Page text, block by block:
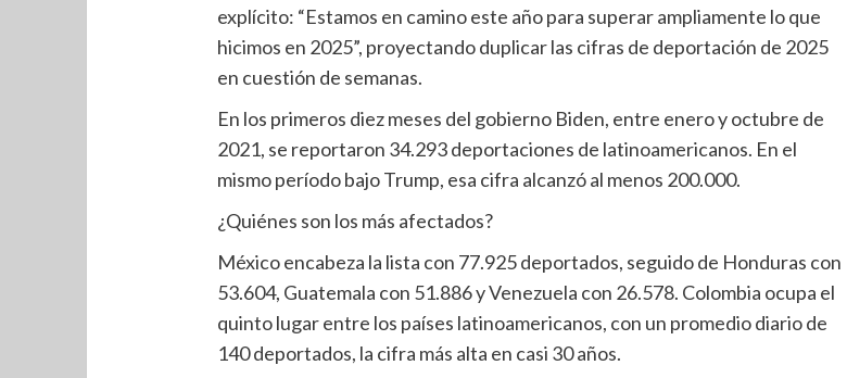
explícito: “Estamos en camino este año para superar ampliamente lo que
hicimos en 2025”, proyectando duplicar las cifras de deportación de 2025
en cuestión de semanas.
En los primeros diez meses del gobierno Biden, entre enero y octubre de
2021, se reportaron 34.293 deportaciones de latinoamericanos. En el
mismo período bajo Trump, esa cifra alcanzó al menos 200.000.
¿Quiénes son los más afectados?
México encabeza la lista con 77.925 deportados, seguido de Honduras con
53.604, Guatemala con 51.886 y Venezuela con 26.578. Colombia ocupa el
quinto lugar entre los países latinoamericanos, con un promedio diario de
140 deportados, la cifra más alta en casi 30 años.